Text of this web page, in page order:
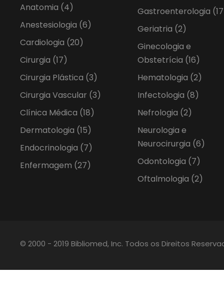
Anatomia (4)
Anestesiologia (6)
Cardiologia (20)
Cirurgia (17)
Cirurgia Plástica (3)
Cirurgia Vascular (3)
Clínica Médica (18)
Dermatologia (15)
Endocrinologia (7)
Enfermagem (27)
Gastroenterologia
Geriatria (2)
Ginecologia e
Obstetrícia (16)
Hematologia (2)
Infectologia (8)
Nefrologia (2)
Neurologia e
Neurocirurgia (6)
Odontologia (7)
Oftalmologia (2)
© 2000 - 2019 Bibliomed, Inc. Todos os Direitos